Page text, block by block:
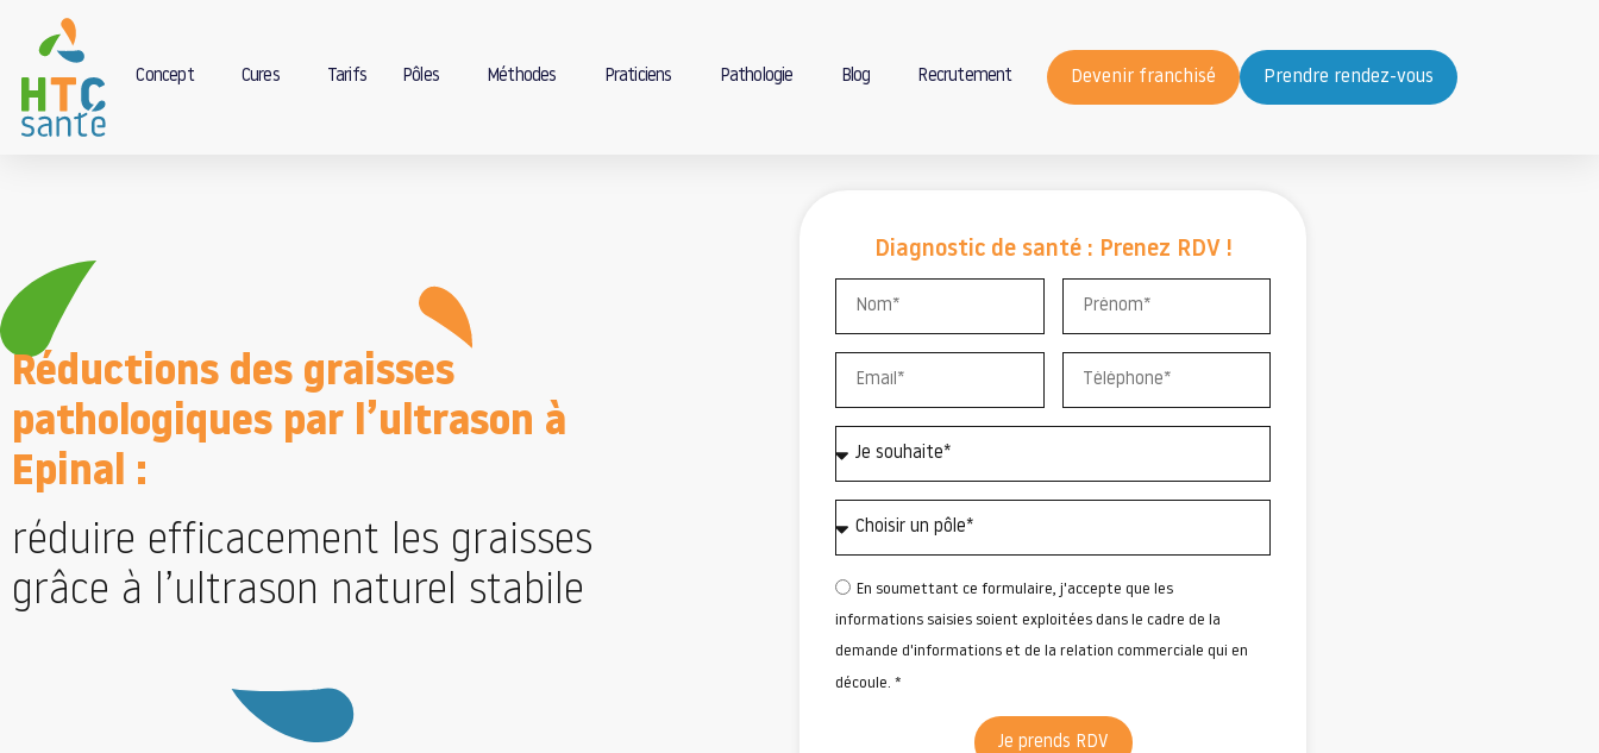
Concept Cures Tarifs Pôles Méthodes Praticiens Pathologie Blog Recrutement Devenir franchisé Prendre rendez-vous
Réductions des graisses
pathologiques par l’ultrason à
Epinal :
réduire efficacement les graisses
grâce à l’ultrason naturel stabile
Diagnostic de santé : Prenez RDV !
En soumettant ce formulaire, j'accepte que les
informations saisies soient exploitées dans le cadre de la
demande d'informations et de la relation commerciale qui en
découle. *
Je prends RDV